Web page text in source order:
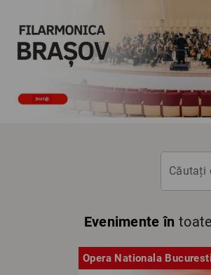
Căutați
Evenimente în
Opera Nationala Bucuresti